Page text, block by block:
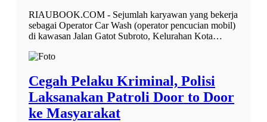
RIAUBOOK.COM - Sejumlah karyawan yang bekerja
sebagai Operator Car Wash (operator pencucian mobil)
di kawasan Jalan Gatot Subroto, Kelurahan Kota…
Cegah Pelaku Kriminal, Polisi
Laksanakan Patroli Door to Door
ke Masyarakat